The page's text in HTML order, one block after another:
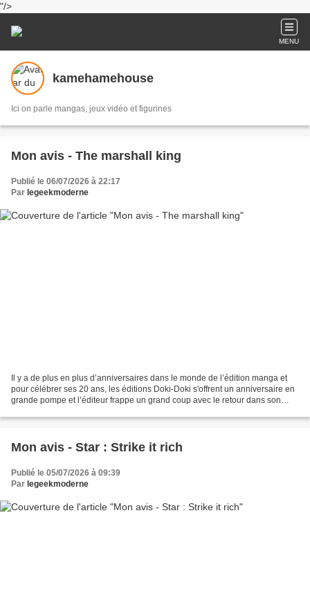
"/>
MENU
kamehamehouse
Ici on parle mangas, jeux vidéo et figurines
Mon avis - The marshall king
Publié le 06/07/2026 à 22:17
Par legeekmoderne
Il y a de plus en plus d’anniversaires dans le monde de l’édition manga et
pour célébrer ses 20 ans, les éditions Doki-Doki s'offrent un anniversaire en
grande pompe et l’éditeur frappe un grand coup avec le retour dans son
Mon avis - Star : Strike it rich
Publié le 05/07/2026 à 09:39
Par legeekmoderne